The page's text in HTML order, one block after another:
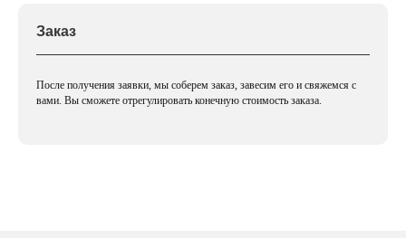
Заказ
После получения заявки, мы соберем заказ, завесим его и свяжемся с
вами. Вы сможете отрегулировать конечную стоимость заказа.